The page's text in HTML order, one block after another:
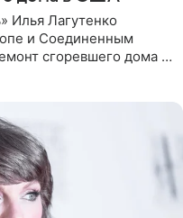
Илья Лагутенко
и Соединенным
сгоревшего дома в